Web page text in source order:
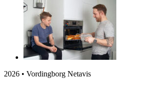
2026 • Vordingborg Netavis